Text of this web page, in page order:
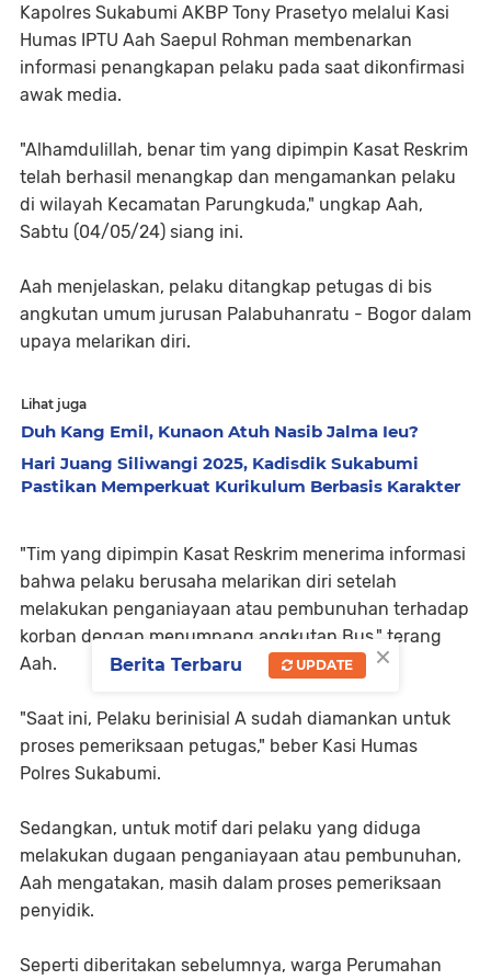
Kapolres Sukabumi AKBP Tony Prasetyo melalui Kasi
Humas IPTU Aah Saepul Rohman membenarkan
informasi penangkapan pelaku pada saat dikonfirmasi
awak media.
"Alhamdulillah, benar tim yang dipimpin Kasat Reskrim
telah berhasil menangkap dan mengamankan pelaku
di wilayah Kecamatan Parungkuda," ungkap Aah,
Sabtu (04/05/24) siang ini.
Aah menjelaskan, pelaku ditangkap petugas di bis
angkutan umum jurusan Palabuhanratu - Bogor dalam
upaya melarikan diri.
Lihat juga
Duh Kang Emil, Kunaon Atuh Nasib Jalma Ieu?
Hari Juang Siliwangi 2025, Kadisdik Sukabumi
Pastikan Memperkuat Kurikulum Berbasis Karakter
"Tim yang dipimpin Kasat Reskrim menerima informasi
bahwa pelaku berusaha melarikan diri setelah
melakukan penganiayaan atau pembunuhan terhadap
korban dengan menumpang angkutan Bus," terang
Aah.
"Saat ini, Pelaku berinisial A sudah diamankan untuk
proses pemeriksaan petugas," beber Kasi Humas
Polres Sukabumi.
Sedangkan, untuk motif dari pelaku yang diduga
melakukan dugaan penganiayaan atau pembunuhan,
Aah mengatakan, masih dalam proses pemeriksaan
penyidik.
Seperti diberitakan sebelumnya, warga Perumahan
×
Berita Terbaru UPDATE